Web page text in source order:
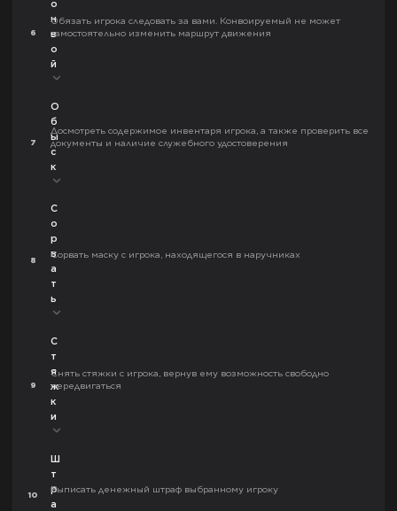
6
о
н
в
о
й
Обязать игрока следовать за вами. Конвоируемый не может
самостоятельно изменить маршрут движения
7
О
б
ы
с
к
Досмотреть содержимое инвентаря игрока, а также проверить все
документы и наличие служебного удостоверения
8
С
о
р
в
а
т
ь
Сорвать маску с игрока, находящегося в наручниках
9
С
т
я
ж
к
и
Снять стяжки с игрока, вернув ему возможность свободно
передвигаться
10
Ш
т
р
а
Выписать денежный штраф выбранному игроку